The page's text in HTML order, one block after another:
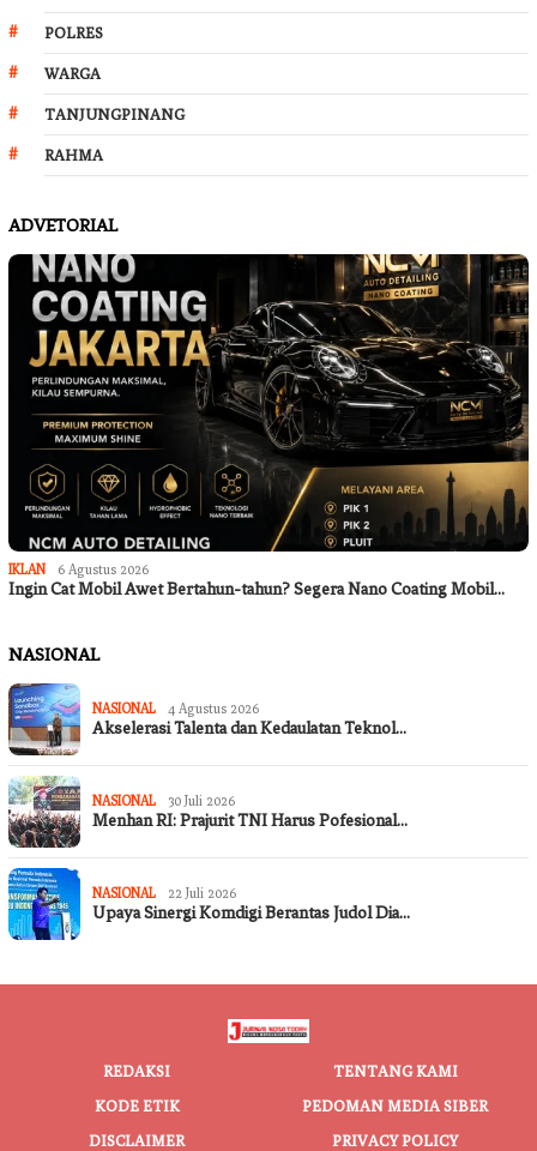
POLRES
WARGA
TANJUNGPINANG
RAHMA
ADVETORIAL
IKLAN 6 Agustus 2026
Ingin Cat Mobil Awet Bertahun-tahun? Segera Nano Coating Mobil…
NASIONAL
NASIONAL 4 Agustus 2026
Akselerasi Talenta dan Kedaulatan Teknol…
NASIONAL 30 Juli 2026
Menhan RI: Prajurit TNI Harus Pofesional…
NASIONAL 22 Juli 2026
Upaya Sinergi Komdigi Berantas Judol Dia…
REDAKSI
TENTANG KAMI
KODE ETIK
PEDOMAN MEDIA SIBER
DISCLAIMER
PRIVACY POLICY